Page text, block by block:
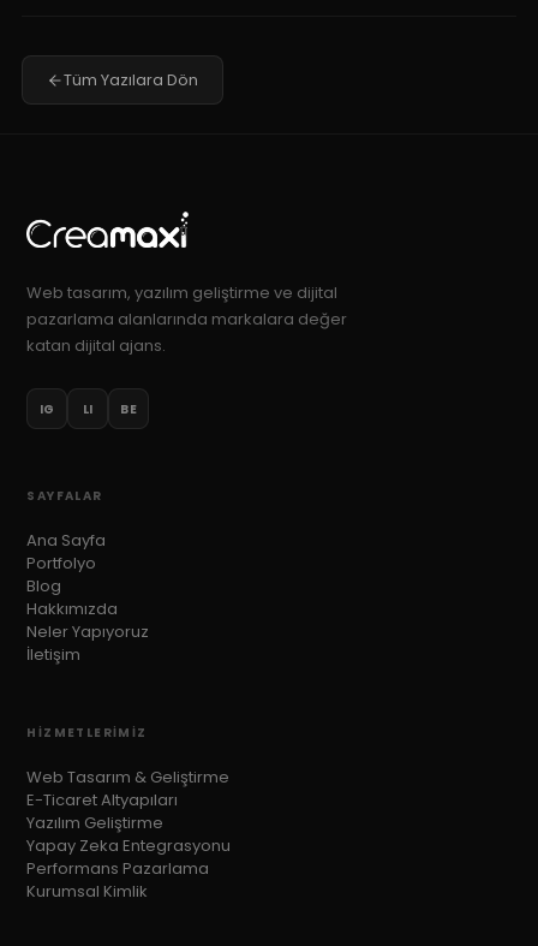
Tüm Yazılara Dön
Web tasarım, yazılım geliştirme ve dijital
pazarlama alanlarında markalara değer
katan dijital ajans.
IG LI BE
SAYFALAR
Ana Sayfa
Portfolyo
Blog
Hakkımızda
Neler Yapıyoruz
İletişim
HIZMETLERIMIZ
Web Tasarım & Geliştirme
E-Ticaret Altyapıları
Yazılım Geliştirme
Yapay Zeka Entegrasyonu
Performans Pazarlama
Kurumsal Kimlik